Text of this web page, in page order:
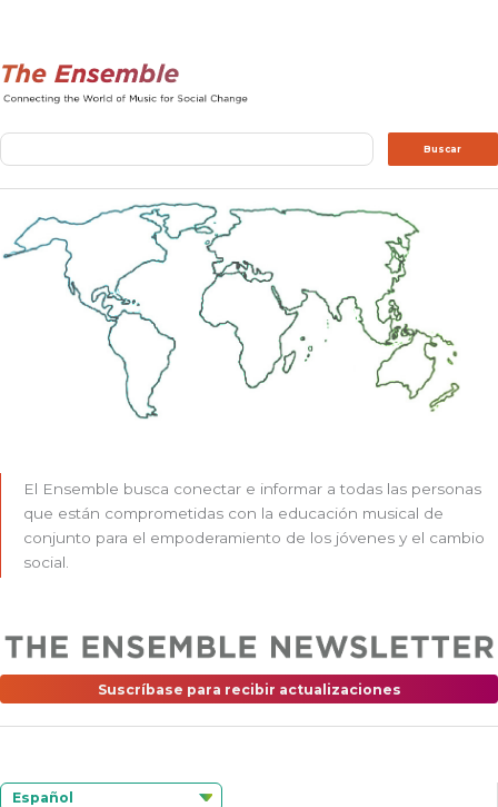
Buscar Buscar
El Ensemble busca conectar e informar a todas las personas
que están comprometidas con la educación musical de
conjunto para el empoderamiento de los jóvenes y el cambio
social.
Suscríbase para recibir actualizaciones
Español